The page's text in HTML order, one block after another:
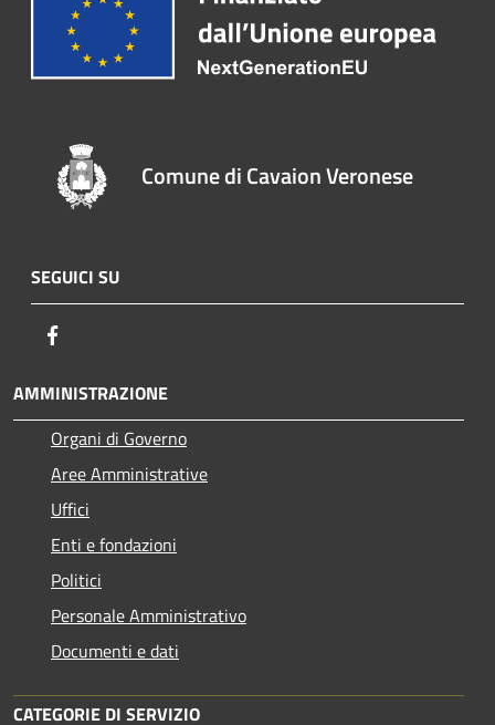
Comune di Cavaion Veronese
SEGUICI SU
AMMINISTRAZIONE
Organi di Governo
Aree Amministrative
Uffici
Enti e fondazioni
Politici
Personale Amministrativo
Documenti e dati
CATEGORIE DI SERVIZIO